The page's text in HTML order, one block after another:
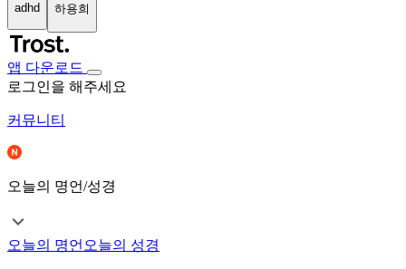
adhd 하용희
앱 다운로드
로그인을 해주세요
커뮤니티
오늘의 명언/성경
오늘의 명언 오늘의 성경